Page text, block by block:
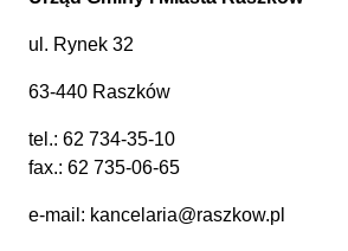
ul. Rynek 32
63-440 Raszków
tel.: 62 734-35-10
fax.: 62 735-06-65
e-mail: kancelaria@raszkow.pl